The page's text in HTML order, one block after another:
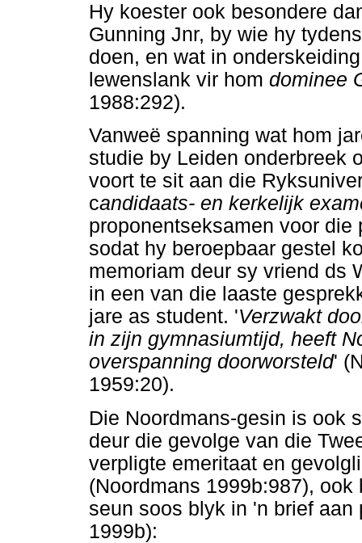
Hy koester ook besondere
Gunning Jnr, by wie hy
doen, en wat in
lewenslank vir hom dominee
1988:292).
Vanweë spanning wat hom
studie by Leiden onderbreek
voort te sit aan die
candidaats- en kerkelijk
proponentseksamen voor
sodat hy beroepbaar gestel
memoriam deur sy vriend ds
in een van die laaste
jare as student. 'Verzwakt
in zijn gymnasiumtijd, heeft
overspanning doorworsteld'
1959:20).
Die Noordmans-gesin is ook
deur die gevolge van die
verpligte emeritaat en
(Noordmans 1999b:987),
seun soos blyk in 'n brief
1999b):